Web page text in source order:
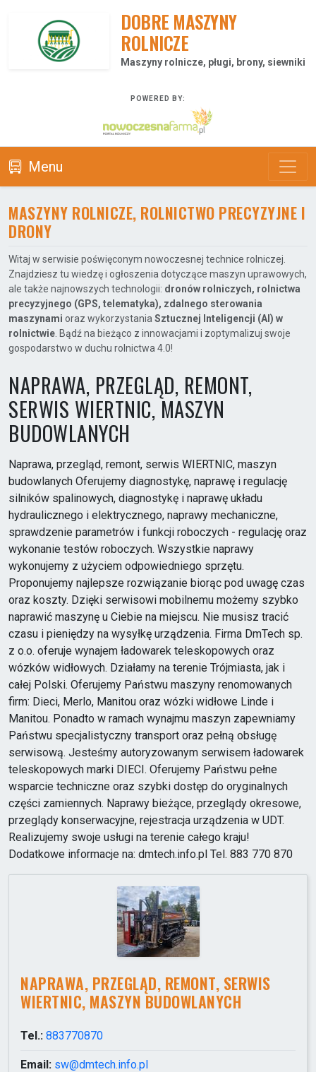
DOBRE MASZYNY
ROLNICZE
Maszyny rolnicze, pługi, brony, siewniki
POWERED BY:
Menu
MASZYNY ROLNICZE, ROLNICTWO PRECYZYJNE I
DRONY
Witaj w serwisie poświęconym nowoczesnej technice rolniczej.
Znajdziesz tu wiedzę i ogłoszenia dotyczące maszyn uprawowych,
ale także najnowszych technologii: dronów rolniczych, rolnictwa
precyzyjnego (GPS, telematyka), zdalnego sterowania
maszynami oraz wykorzystania Sztucznej Inteligencji (AI) w
rolnictwie . Bądź na bieżąco z innowacjami i zoptymalizuj swoje
gospodarstwo w duchu rolnictwa 4.0!
NAPRAWA, PRZEGLĄD, REMONT,
SERWIS WIERTNIC, MASZYN
BUDOWLANYCH
Naprawa, przegląd, remont, serwis WIERTNIC, maszyn
budowlanych Oferujemy diagnostykę, naprawę i regulację
silników spalinowych, diagnostykę i naprawę układu
hydraulicznego i elektrycznego, naprawy mechaniczne,
sprawdzenie parametrów i funkcji roboczych - regulację oraz
wykonanie testów roboczych. Wszystkie naprawy
wykonujemy z użyciem odpowiedniego sprzętu.
Proponujemy najlepsze rozwiązanie biorąc pod uwagę czas
oraz koszty. Dzięki serwisowi mobilnemu możemy szybko
naprawić maszynę u Ciebie na miejscu. Nie musisz tracić
czasu i pieniędzy na wysyłkę urządzenia. Firma DmTech sp.
z o.o. oferuje wynajem ładowarek teleskopowych oraz
wózków widłowych. Działamy na terenie Trójmiasta, jak i
całej Polski. Oferujemy Państwu maszyny renomowanych
firm: Dieci, Merlo, Manitou oraz wózki widłowe Linde i
Manitou. Ponadto w ramach wynajmu maszyn zapewniamy
Państwu specjalistyczny transport oraz pełną obsługę
serwisową. Jesteśmy autoryzowanym serwisem ładowarek
teleskopowych marki DIECI. Oferujemy Państwu pełne
wsparcie techniczne oraz szybki dostęp do oryginalnych
części zamiennych. Naprawy bieżące, przeglądy okresowe,
przeglądy konserwacyjne, rejestracja urządzenia w UDT.
Realizujemy swoje usługi na terenie całego kraju!
Dodatkowe informacje na: dmtech.info.pl Tel. 883 770 870
NAPRAWA, PRZEGLĄD, REMONT, SERWIS
WIERTNIC, MASZYN BUDOWLANYCH
Tel.: 883770870
Email: sw@dmtech.info.pl